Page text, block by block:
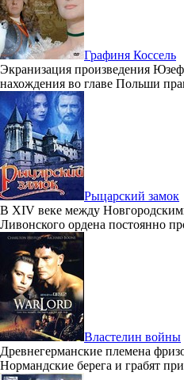
Графиня Коссель
Экранизация произведения
нахождения во главе Польши
Рыцарский замок
В XIV веке между
Ливонского ордена постоянно
Властелин войны
Древнегерманские племена
Нормандские берега и грабят